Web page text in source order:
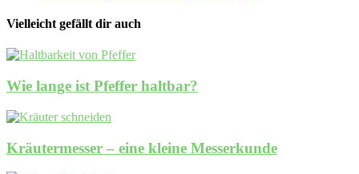
Vielleicht gefällt dir auch
Wie lange ist Pfeffer haltbar?
Kräutermesser – eine kleine Messerkunde